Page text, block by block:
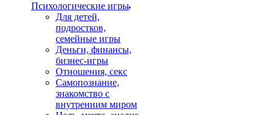
Психологические игры
Для детей,
подростков,
семейные игры
Деньги, финансы,
бизнес-игры
Отношения, секс
Самопознание,
знакомство с
внутренним миром